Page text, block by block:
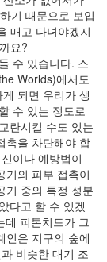
기 때문으로 보입
매고 다녀야겠지
요?
수 있습니다. 스
Worlds)에서도
되면 우리가 생
수 있는 정도로
란시킬 수도 있는
촉을 차단해야 합
이나 예방법이
기의 피부 접촉이
기 중의 특정 성분
다고 할 수 있겠
데 피톤치드가 그
인은 지구의 숲에
비슷한 대기 조